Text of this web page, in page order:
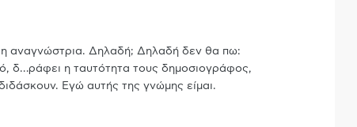
αναγνώστρια. Δηλαδή; Δηλαδή δεν θα πω:
δ…ράφει η ταυτότητα τους δημοσιογράφος,
Εγώ αυτής της γνώμης είμαι.